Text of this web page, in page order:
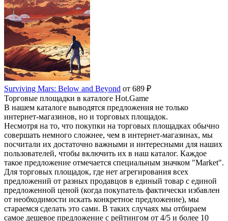
Surviving Mars: Below and Beyond от 689 ₽
Торговые площадки в каталоге Hot.Game
В нашем каталоге выводятся предложения не только
интернет-магазинов, но и торговых площадок.
Несмотря на то, что покупки на торговых площадках обычно
совершать немного сложнее, чем в интернет-магазинах, мы
посчитали их достаточно важными и интересными для наших
пользователей, чтобы включить их в наш каталог. Каждое
такое предложение отмечается специальным значком "Market".
Для торговых площадок, где нет агрегирования всех
предложений от разных продавцов в единый товар с единой
предложенной ценой (когда покупатель фактически избавлен
от необходимости искать конкретное предложение), мы
стараемся сделать это сами. В таких случаях мы отбираем
самое дешевое предложение с рейтингом от 4/5 и более 10